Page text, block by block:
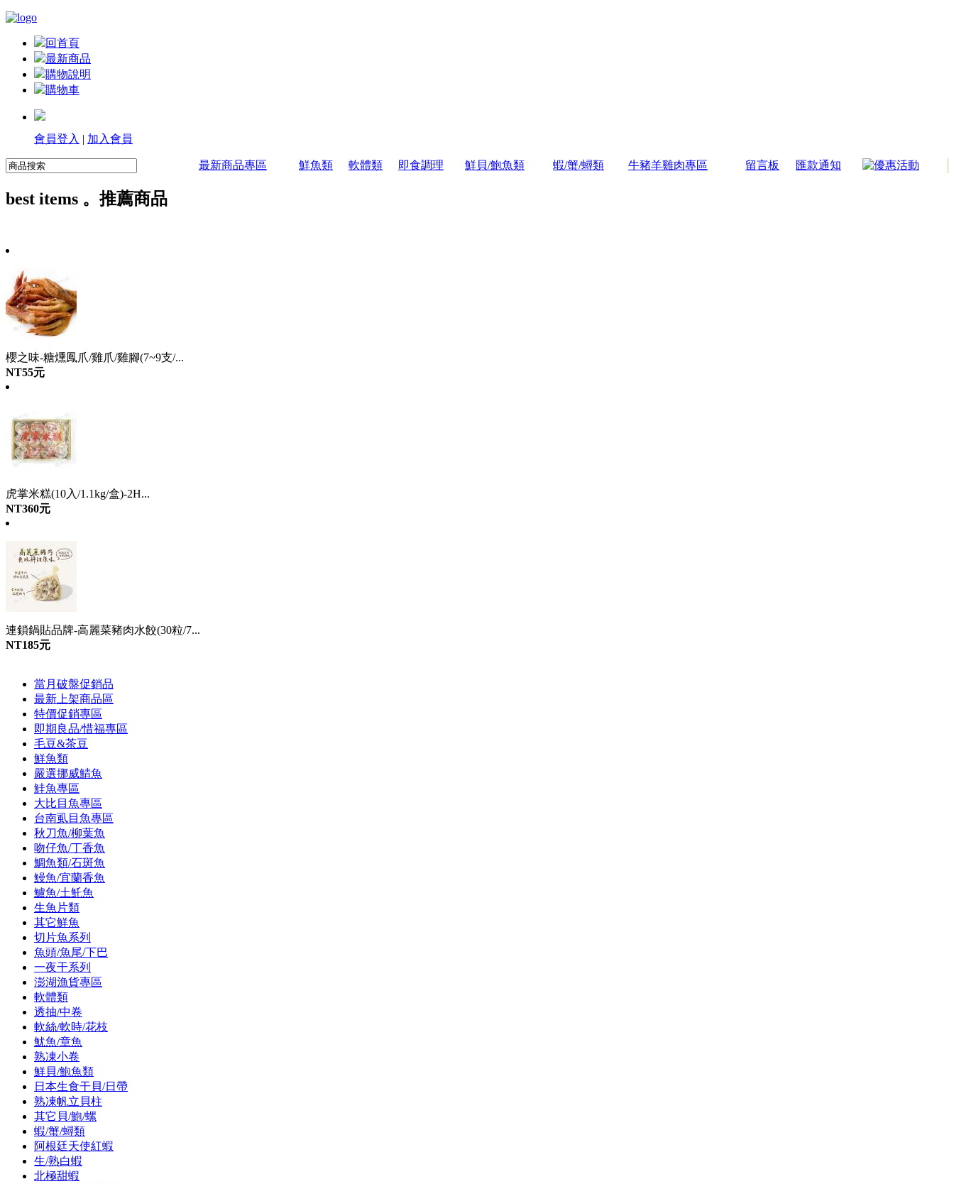
回首頁
最新商品
購物說明
購物車
會員登入 | 加入會員
最新商品專區 鮮魚類 軟體類 即食調理 鮮貝/鮑魚類 蝦/蟹/蟳類 牛豬羊雞肉專區 留言板 匯款通知
best items 。推薦商品
櫻之味-糖燻鳳爪/雞爪/雞腳(7~9支/...
NT55元
虎掌米糕(10入/1.1kg/盒)-2H...
NT360元
連鎖鍋貼品牌-高麗菜豬肉水餃(30粒/7...
NT185元
當月破盤促銷品
最新上架商品區
特價促銷專區
即期良品/惜福專區
毛豆&茶豆
鮮魚類
嚴選挪威鯖魚
鮭魚專區
大比目魚專區
台南虱目魚專區
秋刀魚/柳葉魚
吻仔魚/丁香魚
鯛魚類/石斑魚
鰻魚/宜蘭香魚
鱸魚/土魠魚
生魚片類
其它鮮魚
切片魚系列
魚頭/魚尾/下巴
一夜干系列
澎湖漁貨專區
軟體類
透抽/中卷
軟絲/軟時/花枝
魷魚/章魚
熟凍小卷
鮮貝/鮑魚類
日本生食干貝/日帶
熟凍帆立貝柱
其它貝/鮑/螺
蝦/蟹/蟳類
阿根廷天使紅蝦
生/熟白蝦
北極甜蝦